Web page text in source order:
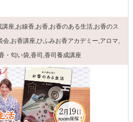
講座,お線香,お香,お香のある生活,お香のス
会,お香講座,ひふみお香アカデミー,アロマ,
・匂い袋,香司 ,香司養成講座